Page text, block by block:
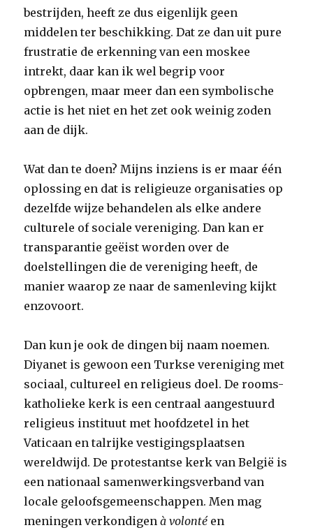
bestrijden, heeft ze dus eigenlijk geen
middelen ter beschikking. Dat ze dan uit pure
frustratie de erkenning van een moskee
intrekt, daar kan ik wel begrip voor
opbrengen, maar meer dan een symbolische
actie is het niet en het zet ook weinig zoden
aan de dijk.
Wat dan te doen? Mijns inziens is er maar één
oplossing en dat is religieuze organisaties op
dezelfde wijze behandelen als elke andere
culturele of sociale vereniging. Dan kan er
transparantie geëist worden over de
doelstellingen die de vereniging heeft, de
manier waarop ze naar de samenleving kijkt
enzovoort.
Dan kun je ook de dingen bij naam noemen.
Diyanet is gewoon een Turkse vereniging met
sociaal, cultureel en religieus doel. De rooms-
katholieke kerk is een centraal aangestuurd
religieus instituut met hoofdzetel in het
Vaticaan en talrijke vestigingsplaatsen
wereldwijd. De protestantse kerk van België is
een nationaal samenwerkingsverband van
locale geloofsgemeenschappen. Men mag
meningen verkondigenà volontéen